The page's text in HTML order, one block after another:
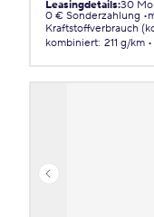
Leasingdetails:30
0 € Sonderzahlung
Kraftstoffverbrauch
kombiniert: 211 g/km